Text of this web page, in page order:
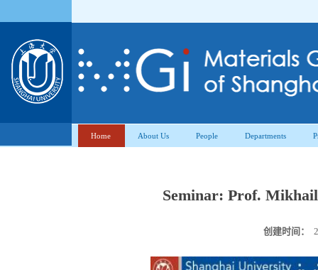
Home About Us People Departments
Seminar: Prof.
创建时间：